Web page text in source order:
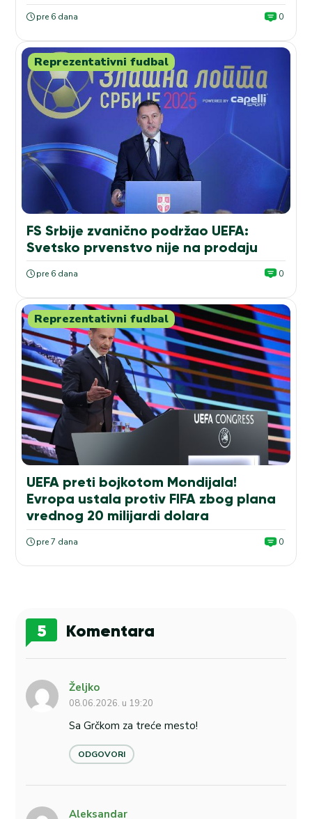
pre 6 dana 0
Reprezentativni fudbal
FS Srbije zvanično podržao UEFA:
Svetsko prvenstvo nije na prodaju
pre 6 dana 0
Reprezentativni fudbal
UEFA preti bojkotom Mondijala!
Evropa ustala protiv FIFA zbog plana
vrednog 20 milijardi dolara
pre 7 dana 0
5 Komentara
Željko
08.06.2026. u 19:20
Sa Grčkom za treće mesto!
ODGOVORI
Aleksandar